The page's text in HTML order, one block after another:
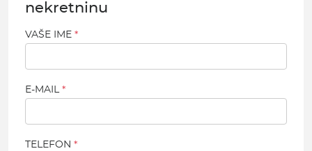
nekretninu
VAŠE IME
E-MAIL
TELEFON